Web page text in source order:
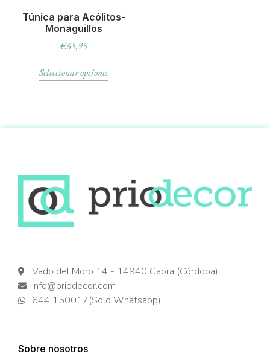
Túnica para Acólitos-
Monaguillos
€65,95
Seleccionar opciones
Vado del Moro 14 - 14940 Cabra (Córdoba)
info@priodecor.com
644 150017(Solo Whatsapp)
Sobre nosotros